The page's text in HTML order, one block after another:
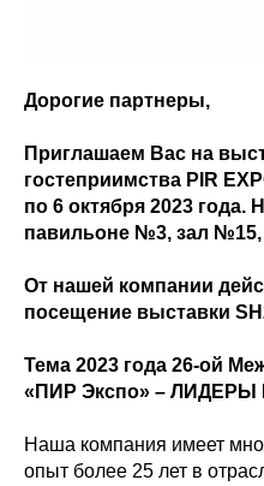
Дорогие партнеры,
Приглашаем Вас на
гостеприимства PIR
по 6 октября 2023 года.
павильоне №3, зал №15,
От нашей компании
посещение выставки
Тема 2023 года 26-ой
«ПИР Экспо» –
Наша компания имеет
опыт более 25 лет в